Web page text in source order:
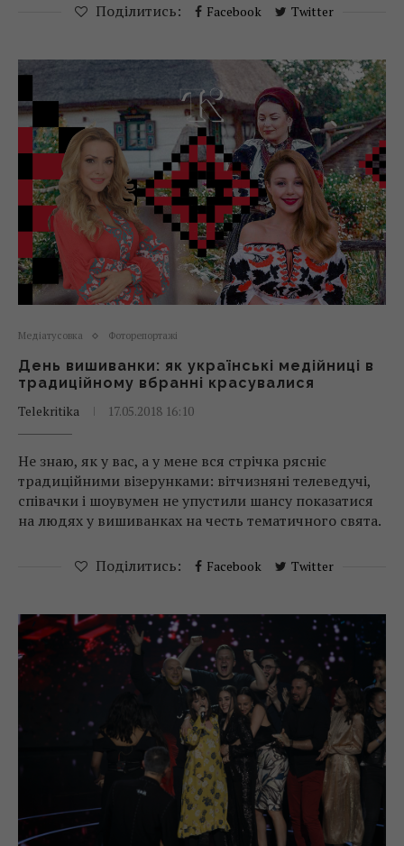
Поділитись: Facebook Twitter
Медіатусовка Фоторепортажі
День вишиванки: як українські медійниці в
традиційному вбранні красувалися
Telekritika
17.05.2018 16:10
Не знаю, як у вас, а у мене вся стрічка рясніє
традиційними візерунками: вітчизняні телеведучі,
співачки і шоувумен не упустили шансу показатися
на людях у вишиванках на честь тематичного свята.
Поділитись: Facebook Twitter